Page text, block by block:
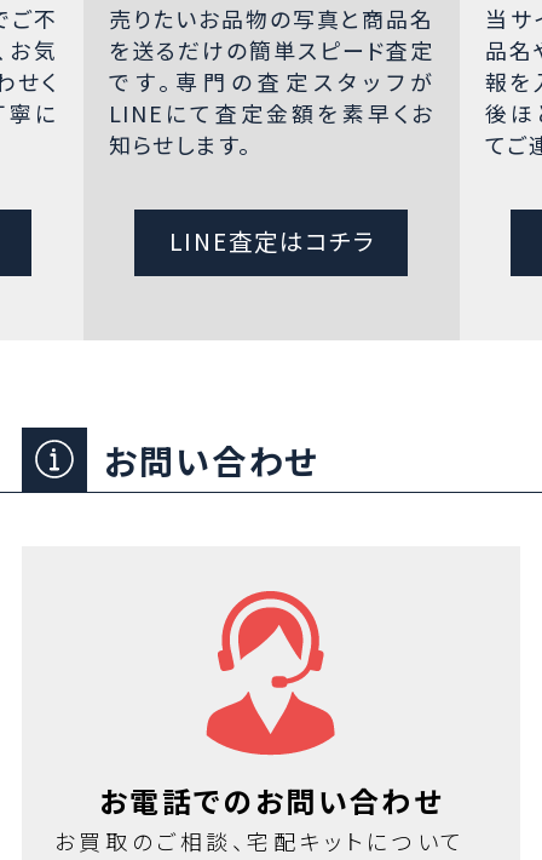
ご不
お気
せく
寧に
売りたいお品物の写真と商品名
を送るだけの簡単スピード査定
です。専門の査定スタッフが
LINEにて査定金額を素早くお
知らせします。
LINE査定はコチラ
当サ
品名
報を
後ほ
てご
お問い合わせ
お電話でのお問い合わせ
お買取のご相談、宅配キットについて